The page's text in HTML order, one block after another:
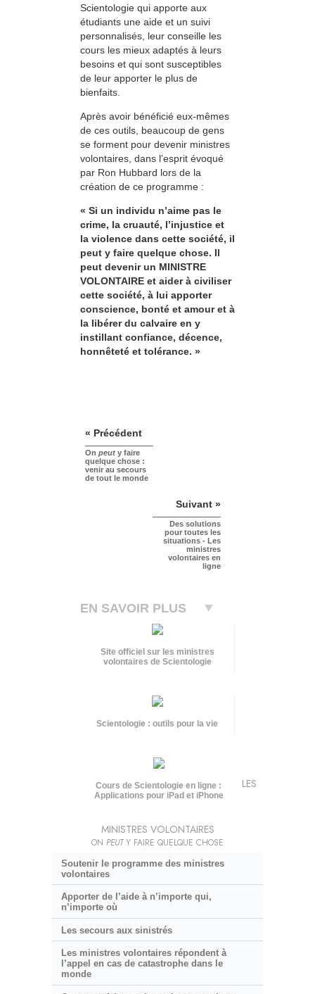
Scientologie qui apporte aux
étudiants une aide et un suivi
personnalisés, leur conseille les
cours les mieux adaptés à leurs
besoins et qui sont susceptibles
de leur apporter le plus de
bienfaits.
Après avoir bénéficié eux-mêmes
de ces outils, beaucoup de gens
se forment pour devenir ministres
volontaires, dans l’esprit évoqué
par Ron Hubbard lors de la
création de ce programme :
« Si un individu n’aime pas le
crime, la cruauté, l’injustice et
la violence dans cette société, il
peut y faire quelque chose. Il
peut devenir un MINISTRE
VOLONTAIRE et aider à civiliser
cette société, à lui apporter
conscience, bonté et amour et à
la libérer du calvaire en y
instillant confiance, décence,
honnêteté et tolérance. »
« Précédent
On peut y faire
quelque chose :
venir au secours
de tout le monde
Suivant »
Des solutions
pour toutes les
situations - Les
ministres
volontaires en
ligne
EN SAVOIR PLUS
Site officiel sur les ministres
volontaires de Scientologie
Scientologie : outils pour la vie
Cours de Scientologie en ligne :
Applications pour iPad et iPhone
LES
MINISTRES VOLONTAIRES
ON PEUTY FAIRE QUELQUE CHOSE
Soutenir le programme des ministres
volontaires
Apporter de l’aide à n’importe qui,
n’importe où
Les secours aux sinistrés
Les ministres volontaires répondent à
l’appel en cas de catastrophe dans le
monde